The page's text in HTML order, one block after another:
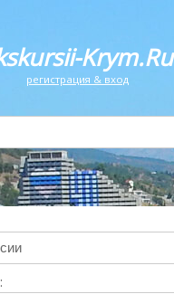
Krym.Ru
регистрация & вход